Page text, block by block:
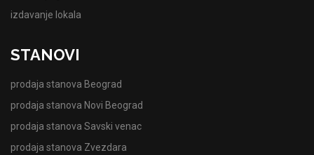
izdavanje lokala
STANOVI
prodaja stanova Beograd
prodaja stanova Novi Beograd
prodaja stanova Savski venac
prodaja stanova Zvezdara